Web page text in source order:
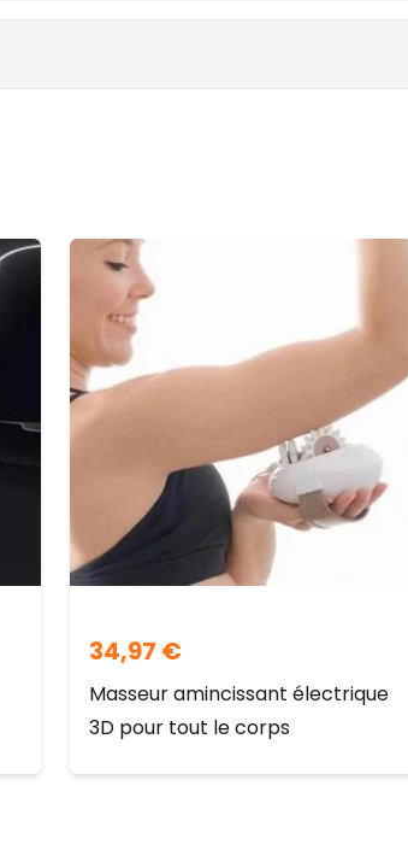
34,97 €
Masseur amincissant électrique
3D pour tout le corps